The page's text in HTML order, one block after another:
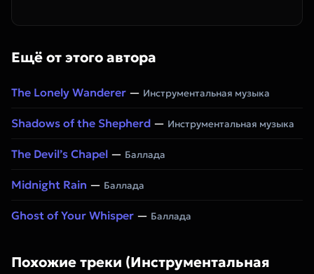
Ещё от этого автора
The Lonely Wanderer — Инструментальная музыка
Shadows of the Shepherd — Инструментальная музыка
The Devil’s Chapel — Баллада
Midnight Rain — Баллада
Ghost of Your Whisper — Баллада
Похожие треки (Инструментальная